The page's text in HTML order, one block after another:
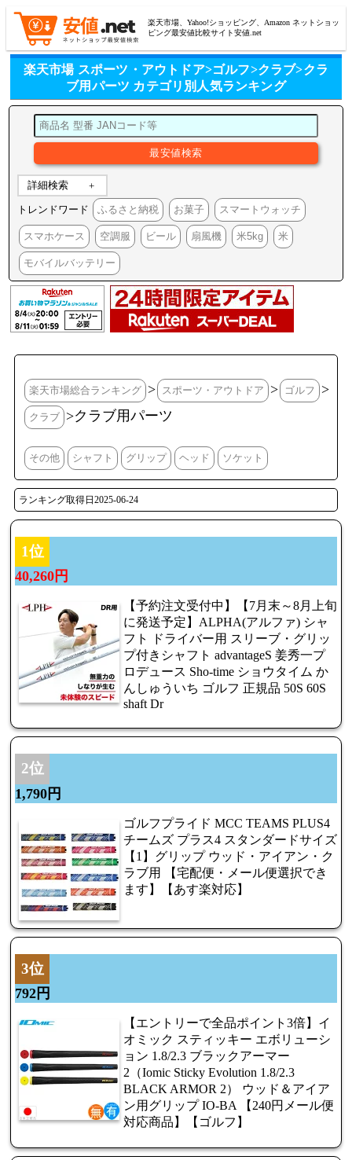
楽天市場、Yahoo!ショッピング、Amazon ネットショッ
ピング最安値比較サイト安値.net
楽天市場 スポーツ・アウトドア>ゴルフ>クラブ>クラ
ブ用パーツ カテゴリ別人気ランキング
詳細検索
トレンドワード ふるさと納税 お菓子 スマートウォッチ
スマホケース 空調服 ビール 扇風機 米5kg 米
モバイルバッテリー
楽天市場総合ランキング > スポーツ・アウトドア > ゴルフ >
クラブ >クラブ用パーツ
その他 シャフト グリップ ヘッド ソケット
ランキング取得日2025-06-24
1位
40,260円
【予約注文受付中】【7月末～8月上旬
に発送予定】ALPHA(アルファ) シャ
フト ドライバー用 スリーブ・グリッ
プ付きシャフト advantageS 姜秀一プ
ロデュース Sho-time ショウタイム か
んしゅういち ゴルフ 正規品 50S 60S
shaft Dr
2位
1,790円
ゴルフプライド MCC TEAMS PLUS4
チームズ プラス4 スタンダードサイズ
【1】グリップ ウッド・アイアン・ク
ラブ用 【宅配便・メール便選択でき
ます】【あす楽対応】
3位
792円
【エントリーで全品ポイント3倍】イ
オミック スティッキー エボリューシ
ョン 1.8/2.3 ブラックアーマー
2（Iomic Sticky Evolution 1.8/2.3
BLACK ARMOR 2） ウッド＆アイア
ン用グリップ IO-BA 【240円メール便
対応商品】【ゴルフ】